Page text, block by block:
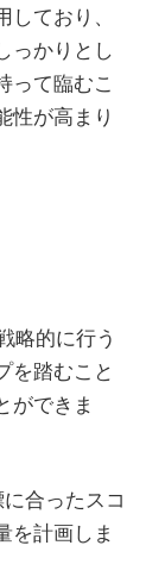
ており、
っかりとし
って臨むこ
性が高まり
略的に行う
を踏むこと
ができま
合ったスコ
を計画しま